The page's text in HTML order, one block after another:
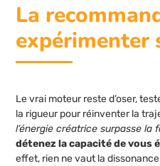
La
expérimenter
Le vrai moteur reste d’oser,
la rigueur pour réinventer la
l’énergie créatrice surpasse la
détenez la capacité de vous
effet, rien ne vaut la